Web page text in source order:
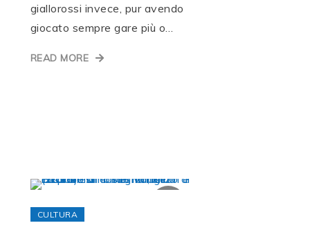
giallorossi invece, pur avendo
giocato sempre gare più o…
READ MORE
CULTURA